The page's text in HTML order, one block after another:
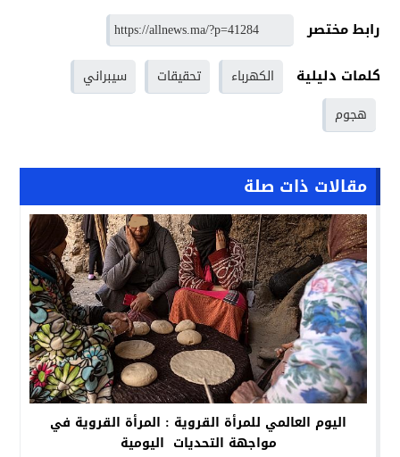
رابط مختصر
كلمات دليلية
الكهرباء تحقيقات
سيبراني
هجوم
مقالات ذات صلة
اليوم العالمي للمرأة القروية : المرأة القروية في
مواجهة التحديات اليومية